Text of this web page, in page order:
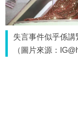
失言事件似乎係講
（圖片來源：